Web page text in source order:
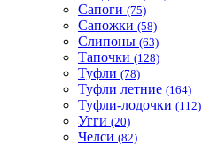
Сапоги (75)
Сапожки (58)
Слипоны (63)
Тапочки (128)
Туфли (78)
Туфли летние (164)
Туфли-лодочки (112)
Угги (20)
Челси (82)